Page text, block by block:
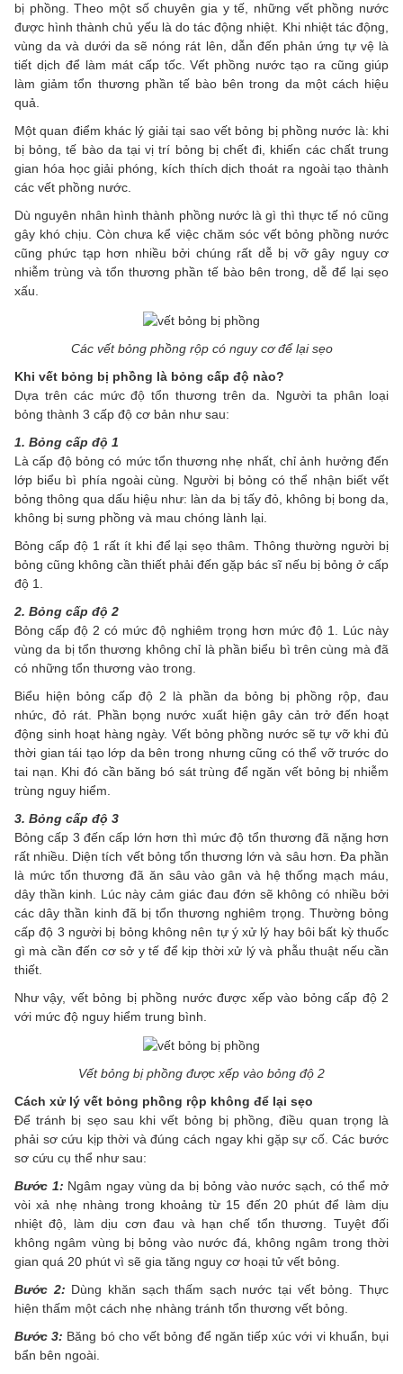
bị phồng. Theo một số chuyên gia y tế, những vết phồng nước
được hình thành chủ yếu là do tác động nhiệt. Khi nhiệt tác động,
vùng da và dưới da sẽ nóng rát lên, dẫn đến phản ứng tự vệ là
tiết dịch để làm mát cấp tốc. Vết phồng nước tạo ra cũng giúp
làm giảm tổn thương phần tế bào bên trong da một cách hiệu
quả.
Một quan điểm khác lý giải tại sao vết bỏng bị phồng nước là: khi
bị bỏng, tế bào da tại vị trí bỏng bị chết đi, khiến các chất trung
gian hóa học giải phóng, kích thích dịch thoát ra ngoài tạo thành
các vết phồng nước.
Dù nguyên nhân hình thành phồng nước là gì thì thực tế nó cũng
gây khó chịu. Còn chưa kể việc chăm sóc vết bỏng phồng nước
cũng phức tạp hơn nhiều bởi chúng rất dễ bị vỡ gây nguy cơ
nhiễm trùng và tổn thương phần tế bào bên trong, dễ để lại sẹo
xấu.
Các vết bỏng phồng rộp có nguy cơ để lại sẹo
Khi vết bỏng bị phồng là bỏng cấp độ nào?
Dựa trên các mức độ tổn thương trên da. Người ta phân loại
bỏng thành 3 cấp độ cơ bản như sau:
1. Bỏng cấp độ 1
Là cấp độ bỏng có mức tổn thương nhẹ nhất, chỉ ảnh hưởng đến
lớp biểu bì phía ngoài cùng. Người bị bỏng có thể nhận biết vết
bỏng thông qua dấu hiệu như: làn da bị tấy đỏ, không bị bong da,
không bị sưng phồng và mau chóng lành lại.
Bỏng cấp độ 1 rất ít khi để lại sẹo thâm. Thông thường người bị
bỏng cũng không cần thiết phải đến gặp bác sĩ nếu bị bỏng ở cấp
độ 1.
2. Bỏng cấp độ 2
Bỏng cấp độ 2 có mức độ nghiêm trọng hơn mức độ 1. Lúc này
vùng da bị tổn thương không chỉ là phần biểu bì trên cùng mà đã
có những tổn thương vào trong.
Biểu hiện bỏng cấp độ 2 là phần da bỏng bị phồng rộp, đau
nhức, đỏ rát. Phần bọng nước xuất hiện gây cản trở đến hoạt
động sinh hoạt hàng ngày. Vết bỏng phồng nước sẽ tự vỡ khi đủ
thời gian tái tạo lớp da bên trong nhưng cũng có thể vỡ trước do
tai nạn. Khi đó cần băng bó sát trùng để ngăn vết bỏng bị nhiễm
trùng nguy hiểm.
3. Bỏng cấp độ 3
Bỏng cấp 3 đến cấp lớn hơn thì mức độ tổn thương đã nặng hơn
rất nhiều. Diện tích vết bỏng tổn thương lớn và sâu hơn. Đa phần
là mức tổn thương đã ăn sâu vào gân và hệ thống mạch máu,
dây thần kinh. Lúc này cảm giác đau đớn sẽ không có nhiều bởi
các dây thần kinh đã bị tổn thương nghiêm trọng. Thường bỏng
cấp độ 3 người bị bỏng không nên tự ý xử lý hay bôi bất kỳ thuốc
gì mà cần đến cơ sở y tế để kịp thời xử lý và phẫu thuật nếu cần
thiết.
Như vậy, vết bỏng bị phồng nước được xếp vào bỏng cấp độ 2
với mức độ nguy hiểm trung bình.
Vết bỏng bị phồng được xếp vào bỏng độ 2
Cách xử lý vết bỏng phồng rộp không để lại sẹo
Để tránh bị sẹo sau khi vết bỏng bị phồng, điều quan trọng là
phải sơ cứu kịp thời và đúng cách ngay khi gặp sự cố. Các bước
sơ cứu cụ thể như sau:
Bước 1: Ngâm ngay vùng da bị bỏng vào nước sạch, có thể mở
vòi xả nhẹ nhàng trong khoảng từ 15 đến 20 phút để làm dịu
nhiệt độ, làm dịu cơn đau và hạn chế tổn thương. Tuyệt đối
không ngâm vùng bị bỏng vào nước đá, không ngâm trong thời
gian quá 20 phút vì sẽ gia tăng nguy cơ hoại tử vết bỏng.
Bước 2: Dùng khăn sạch thấm sạch nước tại vết bỏng. Thực
hiện thấm một cách nhẹ nhàng tránh tổn thương vết bỏng.
Bước 3: Băng bó cho vết bỏng để ngăn tiếp xúc với vi khuẩn, bụi
bẩn bên ngoài.